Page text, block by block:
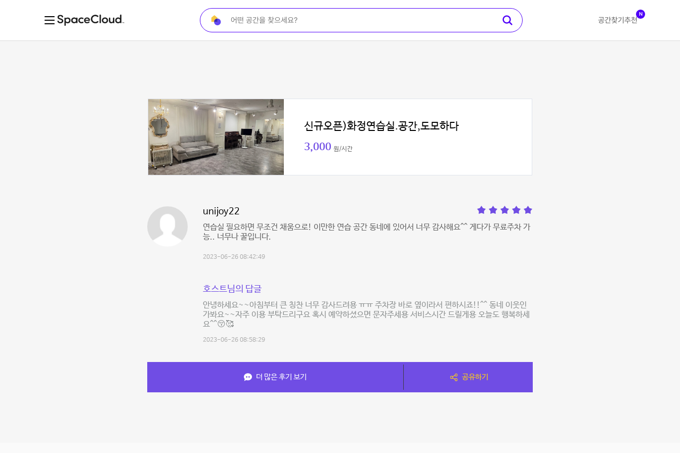
공간찾기 추천
N
신규오픈)화정연습실.공간,도모하다
3,000 원/시간
unijoy22
연습실 필요하면 무조건 채움으로! 이만한 연습 공간 동네에 있어서 너무 감사해요^^ 게다가 무료주차 가
능.. 너무나 꿀입니다.
2023-06-26 08:42:49
호스트님의 답글
안녕하세요~~아침부터 큰 칭찬 너무 감사드려용 ㅠㅠ 주차장 바로 옆이라서 편하시죠!!^^ 동네 이웃인
가봐요~~자주 이용 부탁드리구요 혹시 예약하셨으면 문자주세용 서비스시간 드릴게용 오늘도 행복하세
요^^😚🥰
2023-06-26 08:58:29
더 많은 후기 보기 공유하기